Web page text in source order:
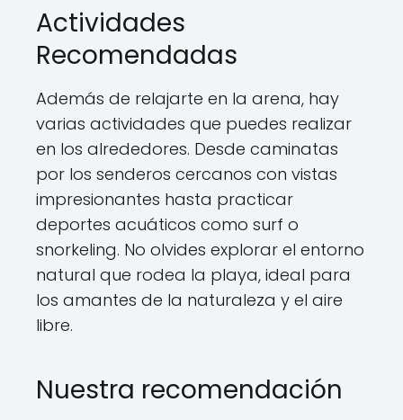
Actividades
Recomendadas
Además de relajarte en la arena, hay
varias actividades que puedes realizar
en los alrededores. Desde caminatas
por los senderos cercanos con vistas
impresionantes hasta practicar
deportes acuáticos como surf o
snorkeling. No olvides explorar el entorno
natural que rodea la playa, ideal para
los amantes de la naturaleza y el aire
libre.
Nuestra recomendación